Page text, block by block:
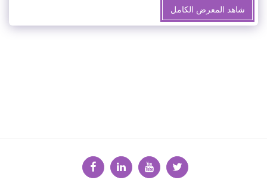
شاهد المعرض الكامل